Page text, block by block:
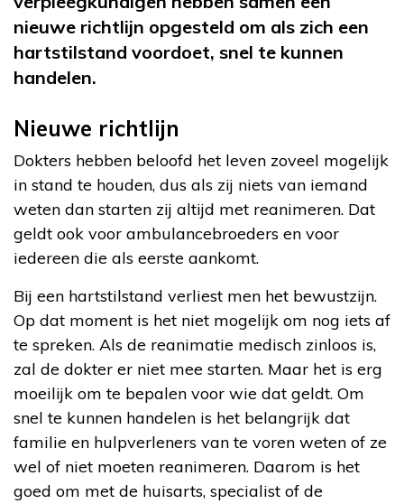
nieuwe richtlijn opgesteld om als zich een
hartstilstand voordoet, snel te kunnen
handelen.
Nieuwe richtlijn
Dokters hebben beloofd het leven zoveel mogelijk
in stand te houden, dus als zij niets van iemand
weten dan starten zij altijd met reanimeren. Dat
geldt ook voor ambulancebroeders en voor
iedereen die als eerste aankomt.
Bij een hartstilstand verliest men het bewustzijn.
Op dat moment is het niet mogelijk om nog iets af
te spreken. Als de reanimatie medisch zinloos is,
zal de dokter er niet mee starten. Maar het is erg
moeilijk om te bepalen voor wie dat geldt. Om
snel te kunnen handelen is het belangrijk dat
familie en hulpverleners van te voren weten of ze
wel of niet moeten reanimeren. Daarom is het
goed om met de huisarts, specialist of de